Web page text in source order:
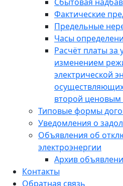
Фактические
Предельные
Часы
Расчёт платы за
изменением
электрической
второй ценовым
Типовые формы
Уведомления о
Объявления об
электроэнергии
Архив
Контакты
Обратная связь